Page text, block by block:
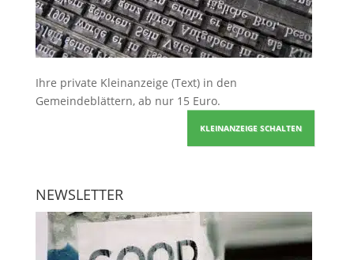
Ihre private Kleinanzeige (Text) in den
Gemeindeblättern, ab nur 15 Euro.
KLEINANZEIGE SCHALTEN
NEWSLETTER